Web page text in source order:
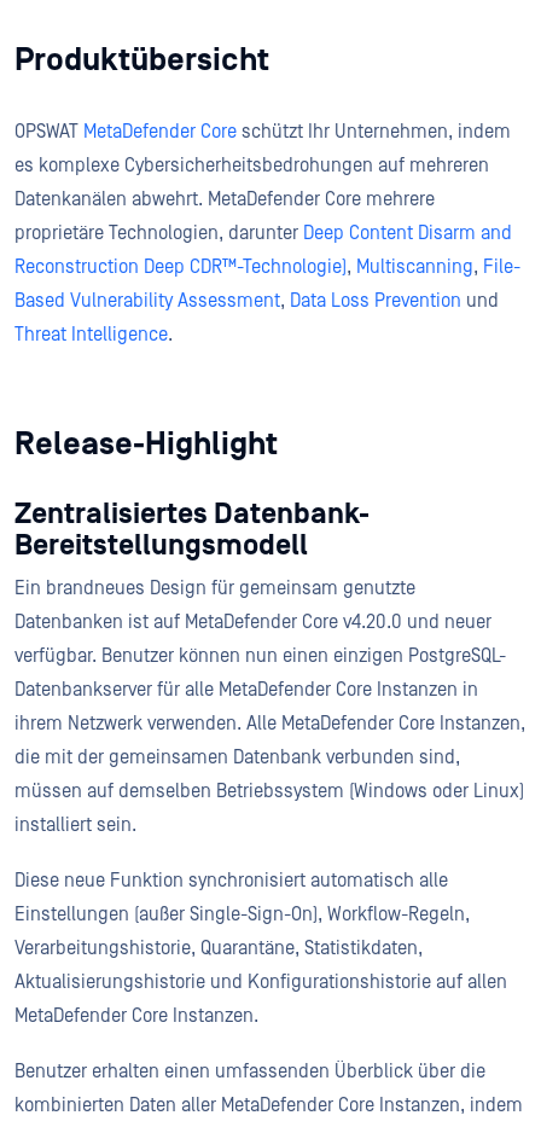
Produktübersicht
OPSWAT MetaDefender Core schützt Ihr Unternehmen, indem
es komplexe Cybersicherheitsbedrohungen auf mehreren
Datenkanälen abwehrt. MetaDefender Core mehrere
proprietäre Technologien, darunter Deep Content Disarm and
Reconstruction Deep CDR™-Technologie), Multiscanning, File-
Based Vulnerability Assessment, Data Loss Prevention und
Threat Intelligence.
Release-Highlight
Zentralisiertes Datenbank-
Bereitstellungsmodell
Ein brandneues Design für gemeinsam genutzte
Datenbanken ist auf MetaDefender Core v4.20.0 und neuer
verfügbar. Benutzer können nun einen einzigen PostgreSQL-
Datenbankserver für alle MetaDefender Core Instanzen in
ihrem Netzwerk verwenden. Alle MetaDefender Core Instanzen,
die mit der gemeinsamen Datenbank verbunden sind,
müssen auf demselben Betriebssystem (Windows oder Linux)
installiert sein.
Diese neue Funktion synchronisiert automatisch alle
Einstellungen (außer Single-Sign-On), Workflow-Regeln,
Verarbeitungshistorie, Quarantäne, Statistikdaten,
Aktualisierungshistorie und Konfigurationshistorie auf allen
MetaDefender Core Instanzen.
Benutzer erhalten einen umfassenden Überblick über die
kombinierten Daten aller MetaDefender Core Instanzen, indem